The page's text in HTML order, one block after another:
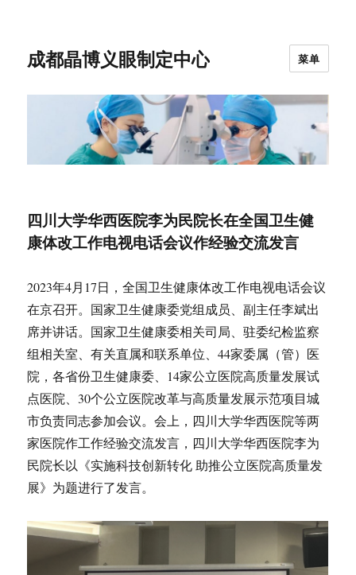
成都晶博义眼制定中心 菜单
四川大学华西医院李为民院长在全国卫生健
康体改工作电视电话会议作经验交流发言
2023年4月17日，全国卫生健康体改工作电视电话会议
在京召开。国家卫生健康委党组成员、副主任李斌出
席并讲话。国家卫生健康委相关司局、驻委纪检监察
组相关室、有关直属和联系单位、44家委属（管）医
院，各省份卫生健康委、14家公立医院高质量发展试
点医院、30个公立医院改革与高质量发展示范项目城
市负责同志参加会议。会上，四川大学华西医院等两
家医院作工作经验交流发言，四川大学华西医院李为
民院长以《实施科技创新转化 助推公立医院高质量发
展》为题进行了发言。